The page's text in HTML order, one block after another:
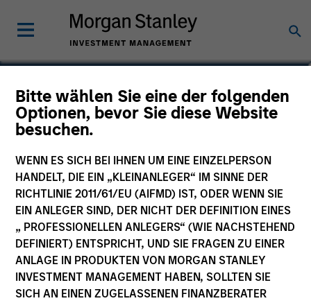
Bitte wählen Sie eine der folgenden
Optionen, bevor Sie diese Website
besuchen.
WENN ES SICH BEI IHNEN UM EINE EINZELPERSON
HANDELT, DIE EIN „KLEINANLEGER“ IM SINNE DER
RICHTLINIE 2011/61/EU (AIFMD) IST, ODER WENN SIE
EIN ANLEGER SIND, DER NICHT DER DEFINITION EINES
„ PROFESSIONELLEN ANLEGERS“ (WIE NACHSTEHEND
DEFINIERT) ENTSPRICHT, UND SIE FRAGEN ZU EINER
ANLAGE IN PRODUKTEN VON MORGAN STANLEY
INVESTMENT MANAGEMENT HABEN, SOLLTEN SIE
SICH AN EINEN ZUGELASSENEN FINANZBERATER
Samantha Pandolfi, CFA
Managing Director